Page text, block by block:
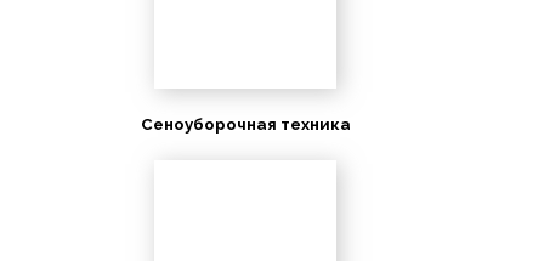
Сеноуборочная техника